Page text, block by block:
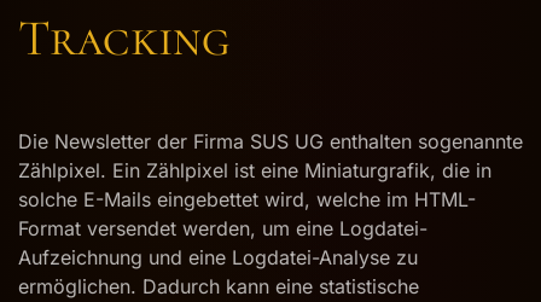
Tracking
Die Newsletter der Firma SUS UG enthalten sogenannte
Zählpixel. Ein Zählpixel ist eine Miniaturgrafik, die in
solche E-Mails eingebettet wird, welche im HTML-
Format versendet werden, um eine Logdatei-
Aufzeichnung und eine Logdatei-Analyse zu
ermöglichen. Dadurch kann eine statistische